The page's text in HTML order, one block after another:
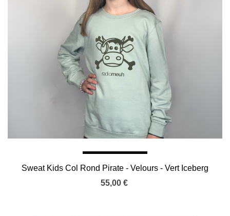
Sweat Kids Col Rond Pirate - Velours - Vert Iceberg
55,00 €